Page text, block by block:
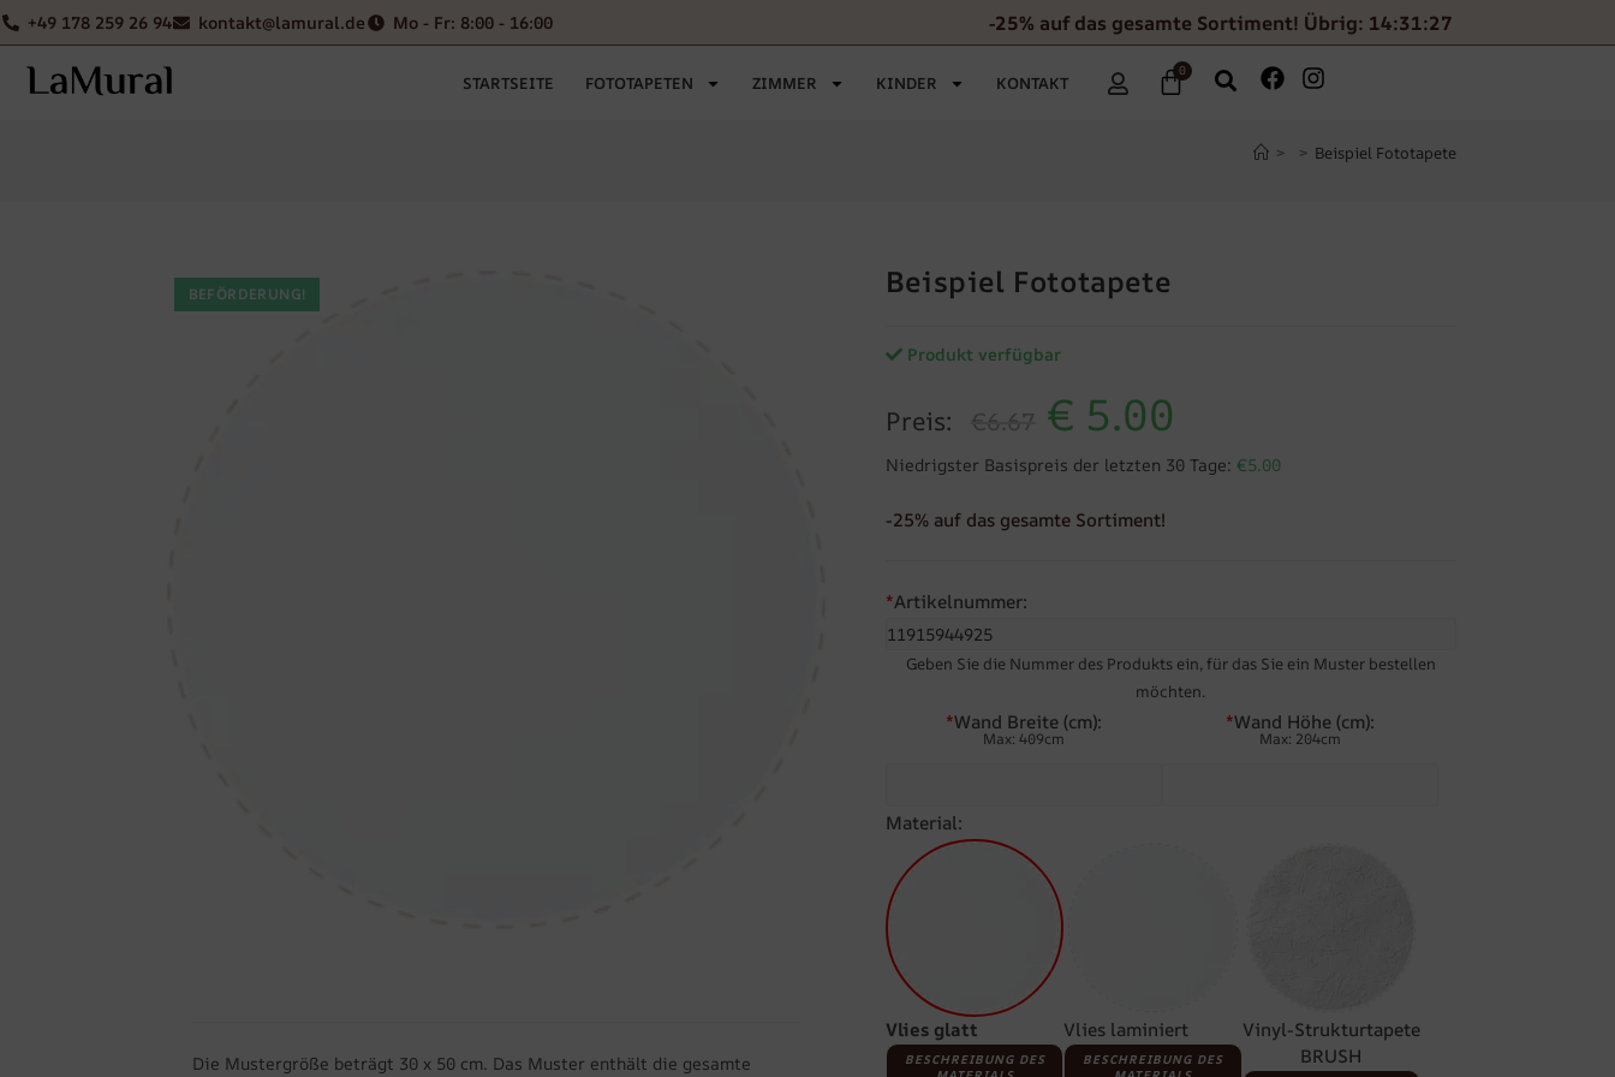
+49 178 259 26 94 kontakt@lamural.de Mo - Fr: 8:00 - 16:00 -25% auf das gesamte Sortiment! Übrig: 14:31:27
STARTSEITE FOTOTAPETEN ZIMMER KINDER KONTAKT
0
> > Beispiel Fototapete
BEFÖRDERUNG!
Die Mustergröße beträgt 30 x 50 cm. Das Muster enthält die gesamte
Beispiel Fototapete
Produkt verfügbar
Preis: €6.67 € 5.00
Niedrigster Basispreis der letzten 30 Tage: €5.00
-25% auf das gesamte Sortiment!
*Artikelnummer:
Geben Sie die Nummer des Produkts ein, für das Sie ein Muster bestellen
möchten.
*Wand Breite (cm):
Max: 409cm
*Wand Höhe (cm):
Max: 204cm
Material:
Vlies glatt
BESCHREIBUNG DES
Vlies laminiert
BESCHREIBUNG DES
Vinyl-Strukturtapete
BRUSH